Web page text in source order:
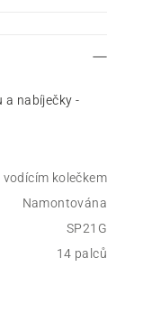
a nabíječky -
vodícím kolečkem
Namontována
SP21G
14 palců